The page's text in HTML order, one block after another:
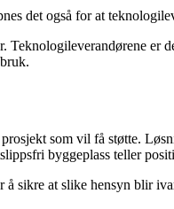
det også for at
er
som vil få støtte.
byggeplass teller
sikre at slike hensyn blir